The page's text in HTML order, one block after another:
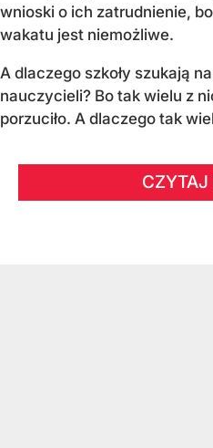
wnioski o ich zatrudnienie,
wakatu jest niemożliwe.
A dlaczego szkoły szukają
nauczycieli? Bo tak wielu z
porzuciło. A dlaczego tak
CZYTAJ